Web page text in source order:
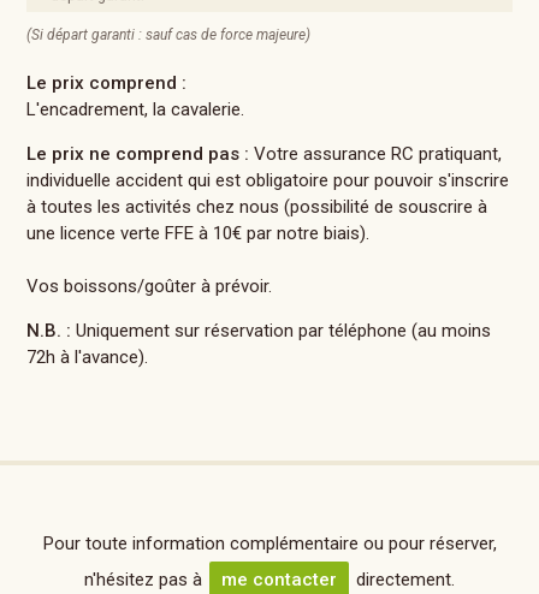
(Si départ garanti : sauf cas de force majeure)
Le prix comprend :
L'encadrement, la cavalerie.
Le prix ne comprend pas : Votre assurance RC pratiquant,
individuelle accident qui est obligatoire pour pouvoir s'inscrire
à toutes les activités chez nous (possibilité de souscrire à
une licence verte FFE à 10€ par notre biais).
Vos boissons/goûter à prévoir.
N.B. : Uniquement sur réservation par téléphone (au moins
72h à l'avance).
Pour toute information complémentaire ou pour réserver,
n'hésitez pas à
me contacter directement.